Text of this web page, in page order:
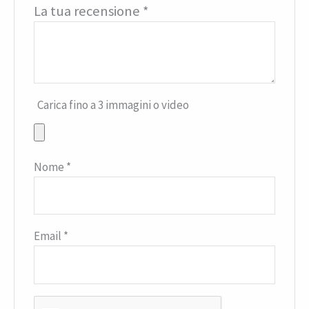
La tua recensione *
Carica fino a 3 immagini o video
Nome *
Email *